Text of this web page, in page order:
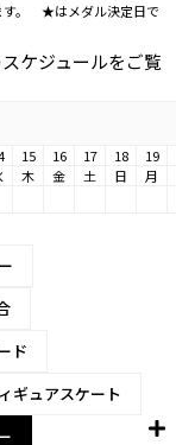
す。 ★はメダル決定日で
ケジュールをご覧
15 16 17 18 19
木 金 土 日 月
ド
ギュアスケート